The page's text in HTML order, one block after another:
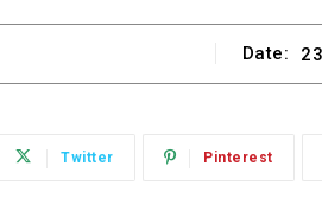
Date:
Twitter Pinterest